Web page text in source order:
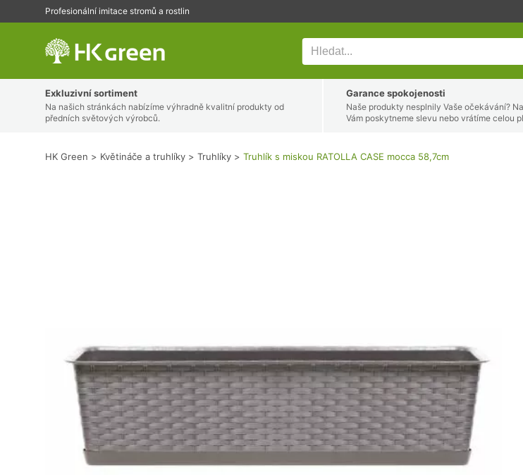
Profesionální imitace stromů a rostlin
HK Green Květináče a truhlíky Truhlíky Truhlík s miskou RATOLLA CASE mocca 58,7cm
Exkluzivní sortiment
Na našich stránkách nabízíme výhradně kvalitní produkty od
předních světových výrobců.
Garance spokojenosti
Naše produkty nesplnily Vaše očekávání?
Vám poskytneme slevu nebo vrátíme celou